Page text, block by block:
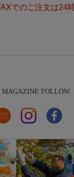
でのご注文は24
MAGAZINE FOLLOW